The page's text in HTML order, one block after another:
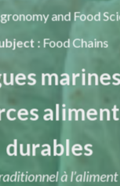
and Food
: Food Chains
durables
à